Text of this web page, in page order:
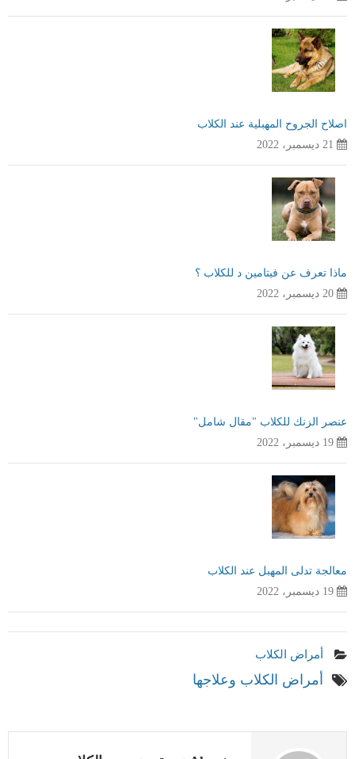
اصلاح الجروح المهبلية عند الكلاب
21 ديسمبر، 2022
ماذا تعرف عن فيتامين د للكلاب ؟
20 ديسمبر، 2022
عنصر الزنك للكلاب "مقال شامل"
19 ديسمبر، 2022
معالجة تدلى المهبل عند الكلاب
19 ديسمبر، 2022
أمراض الكلاب
أمراض الكلاب وعلاجها